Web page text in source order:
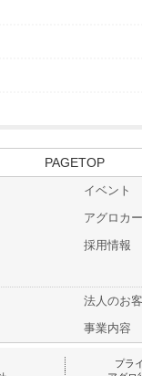
TOP
イベント
アグロカ
採用情報
法人のお
事業内容
プラ